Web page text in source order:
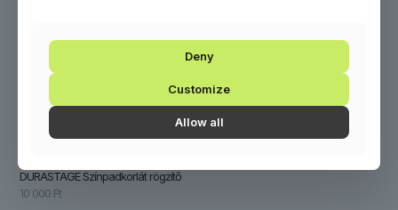
DURASTAGE Színpadkorlát rögzítő
10 000 Ft
Deny
Customize
Allow all